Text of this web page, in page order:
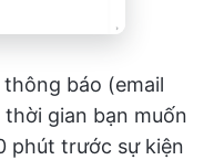
báo (email
gian bạn muốn
phút trước sự kiện